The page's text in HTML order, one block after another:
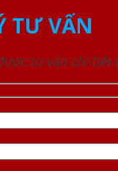
TƯ VẤN
tư vấn chi tiết